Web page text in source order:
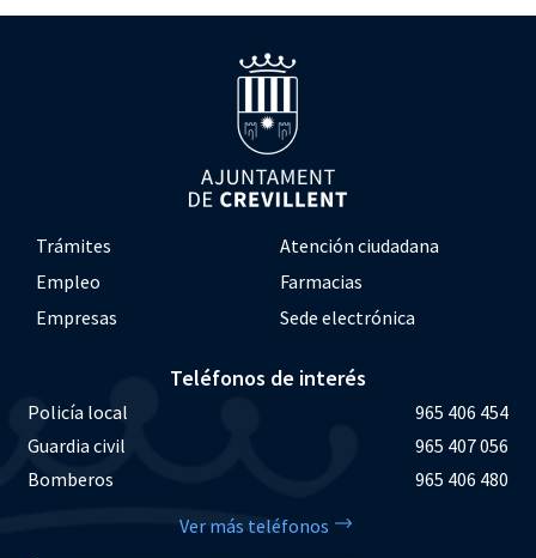
Trámites
Atención ciudadana
Empleo
Farmacias
Empresas
Sede electrónica
Teléfonos de interés
Policía local
965 406 454
Guardia civil
965 407 056
Bomberos
965 406 480
Ver más teléfonos